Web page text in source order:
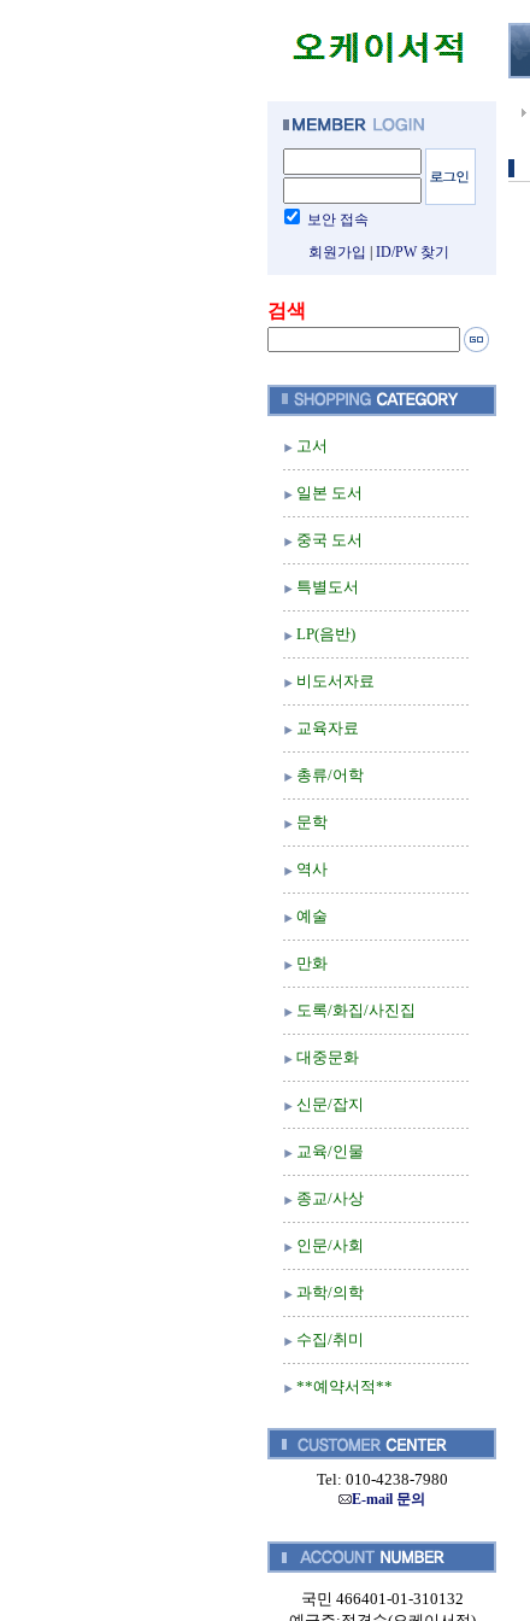
보안 접속
회원가입
ID/PW 찾기
검색
고서
일본 도서
중국 도서
특별도서
LP(음반)
비도서자료
교육자료
총류/어학
문학
역사
예술
만화
도록/화집/사진집
대중문화
신문/잡지
교육/인물
종교/사상
인문/사회
과학/의학
수집/취미
**예약서적**
Tel: 010-4238-7980
E-mail 문의
국민 466401-01-310132